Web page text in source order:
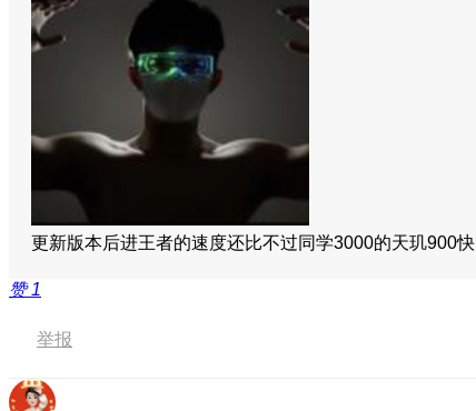
更新版本后进王者的速度还比不过同学3000的天玑900快
赞1
举报